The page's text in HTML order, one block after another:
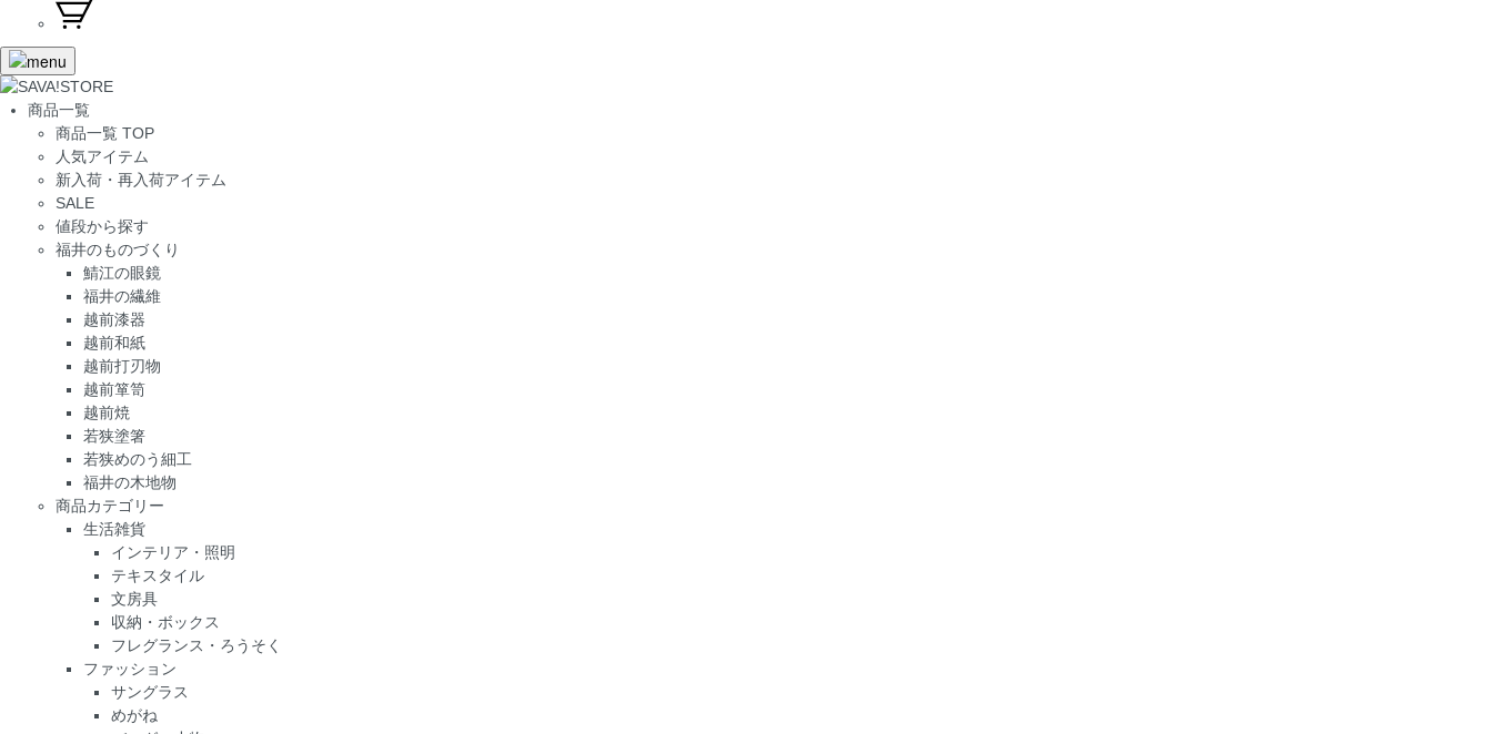
商品一覧
商品一覧 TOP
人気アイテム
新入荷・再入荷アイテム
SALE
値段から探す
福井のものづくり
鯖江の眼鏡
福井の繊維
越前漆器
越前和紙
越前打刃物
越前箪笥
越前焼
若狭塗箸
若狭めのう細工
福井の木地物
商品カテゴリー
生活雑貨
インテリア・照明
テキスタイル
文房具
収納・ボックス
フレグランス・ろうそく
ファッション
サングラス
めがね